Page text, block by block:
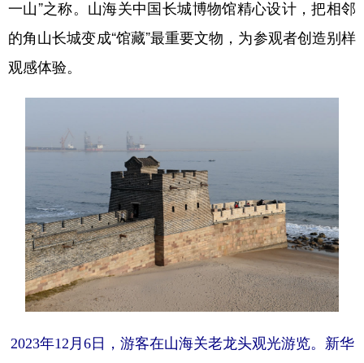
一山”之称。山海关中国长城博物馆精心设计，把相邻
的角山长城变成“馆藏”最重要文物，为参观者创造别样
观感体验。
2023年12月6日，游客在山海关老龙头观光游览。新华